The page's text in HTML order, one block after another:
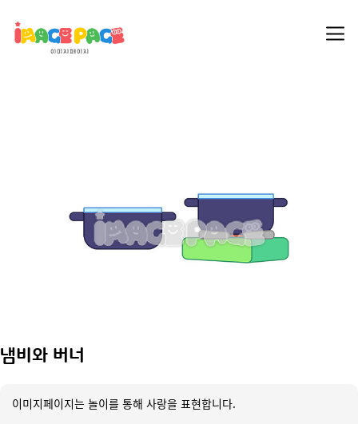
냄비와 버너
이미지페이지는 놀이를 통해 사랑을 표현합니다.